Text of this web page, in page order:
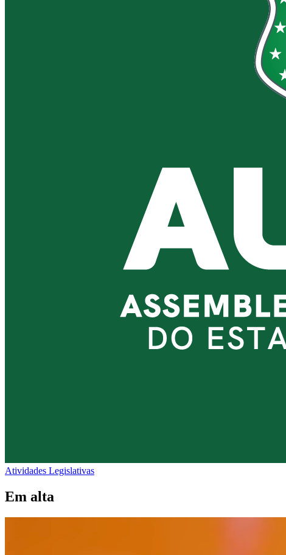
Atividades Legislativas
Em alta